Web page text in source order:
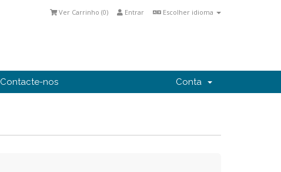
Escolher idioma
Entrar
Ver Carrinho (0)
Contacte-nos Conta